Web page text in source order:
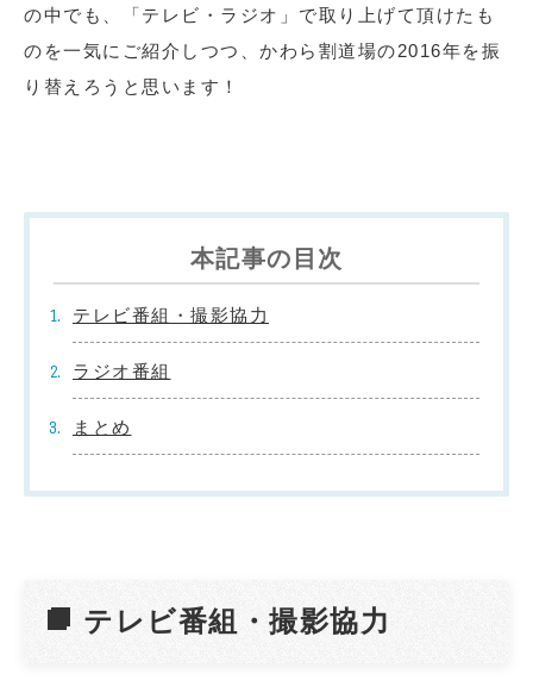
の中でも、「テレビ・ラジオ」で取り上げて頂けたも
のを一気にご紹介しつつ、かわら割道場の2016年を振
り替えろうと思います！
本記事の目次
テレビ番組・撮影協力
ラジオ番組
まとめ
テレビ番組・撮影協力